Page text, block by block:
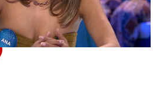
septiembre de 2024, 20:59